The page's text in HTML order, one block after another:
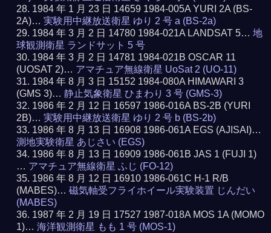
1984 年 1 月 23 日 14659 1984-005A YURI 2A (BS-
2A)…実験用中継放送衛星 ゆり 2 号 a (BS-2a)
1984 年 3 月 2 日 14780 1984-021A LANDSAT 5…地
球観測衛星 ランドサット 5 号
1984 年 3 月 2 日 14781 1984-021B OSCAR 11
(UOSAT 2)… アマチュア無線衛星 UoSat 2 (UO-11)
1984 年 8 月 3 日 15152 1984-080A HIMAWARI 3
(GMS 3)…静止気象衛星 ひまわり 3 号 (GMS-3)
1986 年 2 月 12 日 16597 1986-016A BS-2B (YURI
2B)…実験用中継放送衛星 ゆり 2 号 b (BS-2b)
1986 年 8 月 13 日 16908 1986-061A EGS (AJISAI)…
測地実験衛星 あじさい (EGS)
1986 年 8 月 13 日 16909 1986-061B JAS 1 (FUJI 1)
… アマチュア無線衛星 ふじ (FO-12)
1986 年 8 月 12 日 16910 1986-061C H-1 R/B
(MABES)…磁気軸受フライホイール実験装置 じんだい
(MABES)
1987 年 2 月 19 日 17527 1987-018A MOS 1A (MOMO
1)…海洋観測衛星 もも 1 号 (MOS-1)